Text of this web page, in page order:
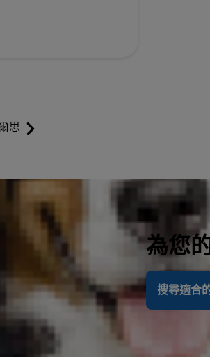
思
為您
搜尋適合
粒
是美味的高消化性營養配方，經臨床實
益菌纖活科技+消化功能配方
菌叢，支持消化系統健康與毛孩的整體
/動物醫院